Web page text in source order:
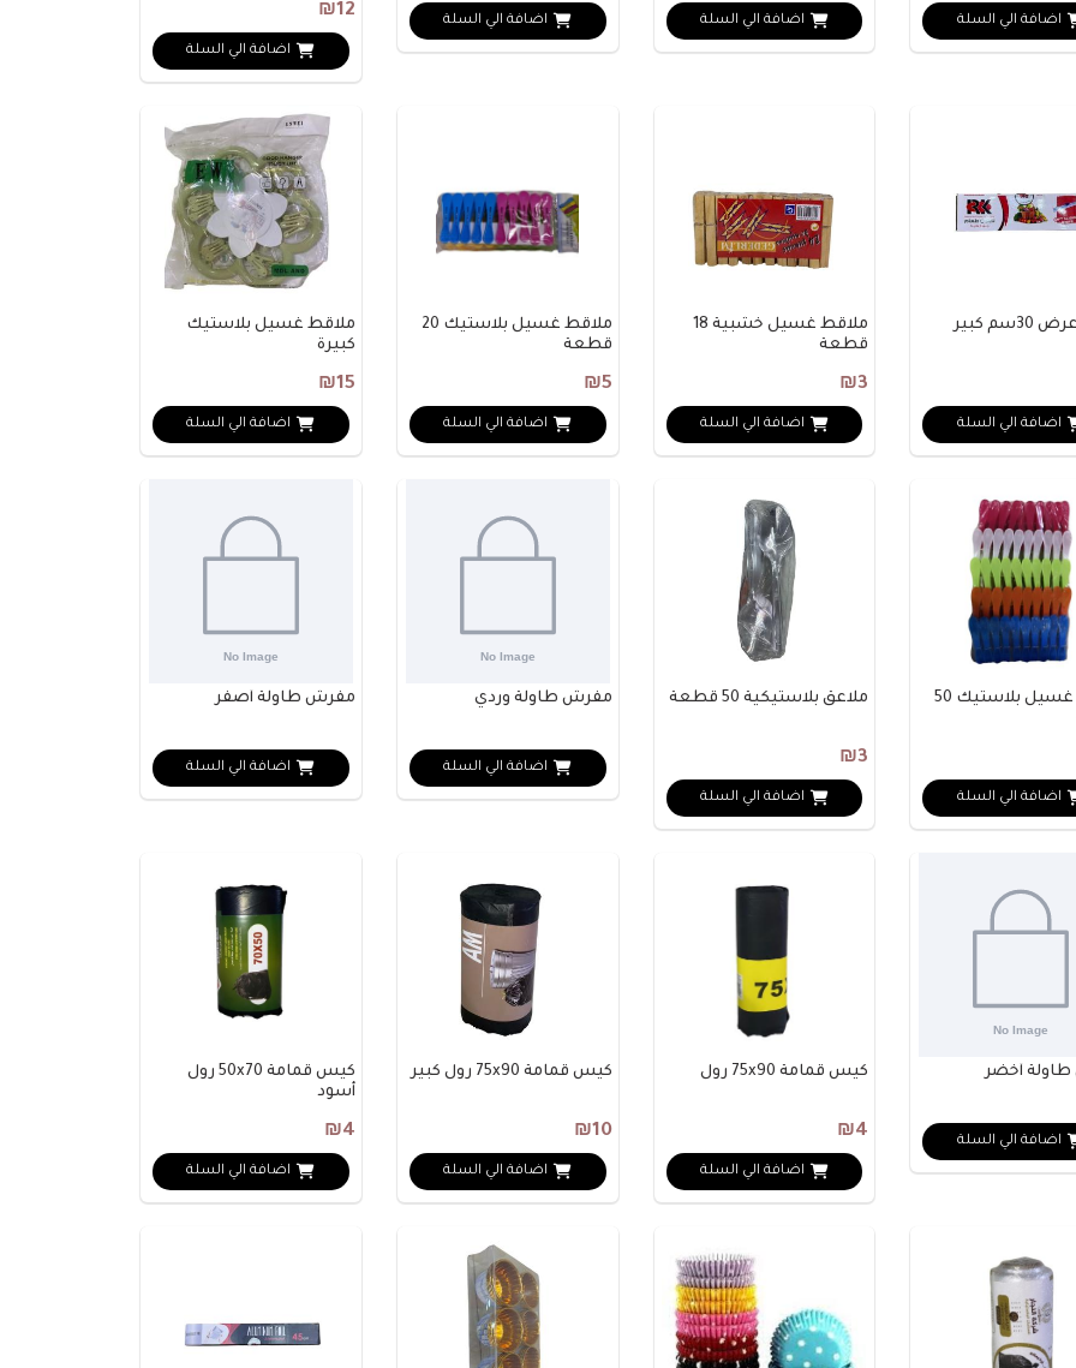
اضافة الي السلة اضافة الي السلة اضافة الي السلة ₪12
اضافة الي السلة
كبير
اضافة الي السلة
ملاقط غسيل خشبية 18
قطعة
₪3
اضافة الي السلة
ملاقط غسيل بلاستيك 20
قطعة
₪5
اضافة الي السلة
ملاقط غسيل بلاستيك
كبيرة
₪15
اضافة الي السلة
ملاقط غسيل بلاستيك 50
اضافة الي السلة
ملاعق بلاستيكية 50 قطعة
₪3
اضافة الي السلة
مفرش طاولة وردي
اضافة الي السلة
مفرش طاولة أصفر
اضافة الي السلة
أخضر
اضافة الي السلة
كيس قمامة 75x90 رول
₪4
اضافة الي السلة
كيس قمامة 75x90 رول كبير
₪10
اضافة الي السلة
كيس قمامة 50x70 رول
أسود
₪4
اضافة الي السلة